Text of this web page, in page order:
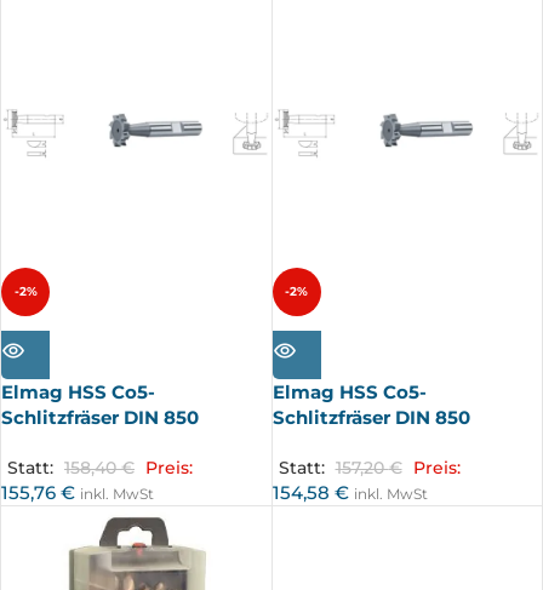
-2%
AUSV
ERKA
Elmag HSS Co5-
Schlitzfräser DIN 850
Statt: 158,40€ Preis:
155,76 € inkl. MwSt
-2%
AUSV
ERKA
UFT
Elmag HSS Co5-
Schlitzfräser DIN 850
Statt: 157,20€ Preis:
154,58 € inkl. MwSt